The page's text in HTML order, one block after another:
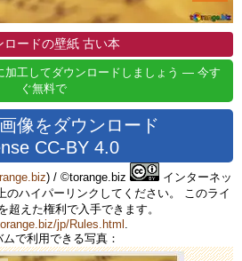
ロードの壁紙 古い本
加工してダウンロードしましょう — 今す
ぐ無料で
像をダウンロード
CC-BY 4.0
) / ©torange.biz
インターネッ
のハイパーリンクしてください。 このライ
超えた権利で入手できます。
jp/Rules.html
ムで利用できる写真：